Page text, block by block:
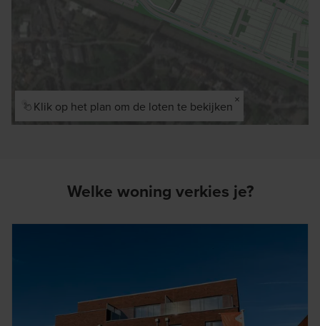
Klik op het plan om de loten te bekijken×
Welke woning verkies je?